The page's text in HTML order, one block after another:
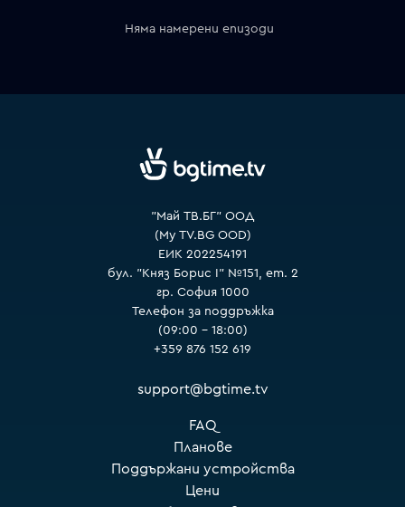
Няма намерени епизоди
"Май ТВ.БГ" ООД
(My TV.BG OOD)
ЕИК 202254191
бул. "Княз Борис I" №151, ет. 2
гр. София 1000
Телефон за поддръжка
(09:00 – 18:00)
+359 876 152 619
support@bgtime.tv
FAQ
Планове
Поддържани устройства
Цени